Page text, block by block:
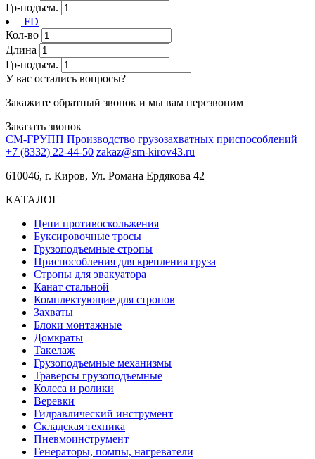
Гр-подъем.
FD
Кол-во
Длина
Гр-подъем.
У вас остались вопросы?
Закажите обратный звонок и мы вам перезвоним
Заказать звонок
СМ-ГРУПП Производство грузозахватных приспособлений
+7 (8332) 22-44-50 zakaz@sm-kirov43.ru
610046, г. Киров, Ул. Романа Ердякова 42
КАТАЛОГ
Цепи противоскольжения
Буксировочные тросы
Грузоподъемные стропы
Приспособления для крепления груза
Стропы для эвакуатора
Канат стальной
Комплектующие для стропов
Захваты
Блоки монтажные
Домкраты
Такелаж
Грузоподъемные механизмы
Траверсы грузоподъемные
Колеса и ролики
Веревки
Гидравлический инструмент
Складская техника
Пневмоинструмент
Генераторы, помпы, нагреватели